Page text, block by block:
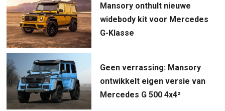
Mansory onthult nieuwe
widebody kit voor Mercedes
G-Klasse
Geen verrassing: Mansory
ontwikkelt eigen versie van
Mercedes G 500 4x4²